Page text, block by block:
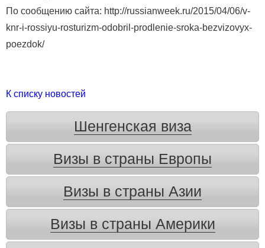
По сообщению сайта: http://russianweek.ru/2015/04/06/v-
knr-i-rossiyu-rosturizm-odobril-prodlenie-sroka-bezvizovyx-
poezdok/
К списку новостей
Шенгенская виза
Визы в страны Европы
Визы в страны Азии
Визы в страны Америки